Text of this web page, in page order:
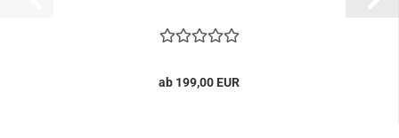
ab 199,00 EUR